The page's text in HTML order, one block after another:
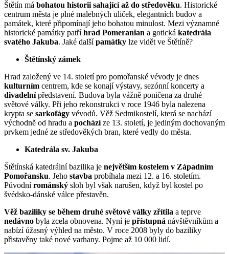
Štětín má bohatou historii sahající až do středověku. Historické
centrum města je plné malebných uliček, elegantních budov a
památek, které připomínají jeho bohatou minulost. Mezi významné
historické památky patříhrad Pomeranian a gotická katedrála
svatého Jakuba. Jaké dalšípamátky lze vidět ve Štětíně?
Štětínský zámek
Hrad založený ve 14. století pro pomořanské vévody je dnes
kulturním centrem, kde se konají výstavy, sezónní koncerty a
divadelnípředstavení. Budova byla vážně poničena za druhé
světové války. Při jeho rekonstrukci v roce 1946 byla nalezena
krypta se sarkofágy vévodů. Věž Sedmikostelí, která se nachází
východně od hradu a pocházíze 13. století, je jediným dochovaným
prvkem jedné ze středověkých bran, které vedly do města.
Katedrála sv. Jakuba
Štětínská katedrální bazilika je největším kostelem v Západním
Pomořansku. Jeho stavba probíhala mezi 12. a 16. stoletím.
Původnírománský sloh byl však narušen, když byl kostel po
švédsko-dánské válce přestavěn.
Věž baziliky se během druhé světové války zřítila a teprve
nedávno byla zcela obnovena. Nyní je přístupná návštěvníkům a
nabízí úžasný výhled na město. V roce 2008 byly do baziliky
přistavěny také nové varhany. Pojme až 10 000 lidí.